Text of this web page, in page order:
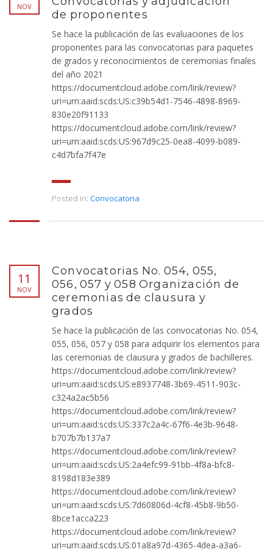
NOV
de proponentes
Se hace la publicación de las evaluaciones de los
proponentes para las convocatorias para paquetes
de grados y reconocimientos de ceremonias finales
del año 2021
https://documentcloud.adobe.com/link/review?
uri=urn:aaid:scds:US:c39b54d1-7546-4898-8969-
830e20f91133
https://documentcloud.adobe.com/link/review?
uri=urn:aaid:scds:US:967d9c25-0ea8-4099-b089-
c4d7bfa7f47e
Posted in: Convocatoria
11
NOV
Convocatorias No. 054, 055,
056, 057 y 058 Organización de
ceremonias de clausura y
grados
Se hace la publicación de las convocatorias No. 054,
055, 056, 057 y 058 para adquirir los elementos para
las ceremonias de clausura y grados de bachilleres.
https://documentcloud.adobe.com/link/review?
uri=urn:aaid:scds:US:e8937748-3b69-4511-903c-
c324a2ac5b56
https://documentcloud.adobe.com/link/review?
uri=urn:aaid:scds:US:337c2a4c-67f6-4e3b-9648-
b707b7b137a7
https://documentcloud.adobe.com/link/review?
uri=urn:aaid:scds:US:2a4efc99-91bb-4f8a-bfc8-
8198d183e389
https://documentcloud.adobe.com/link/review?
uri=urn:aaid:scds:US:7d60806d-4cf8-45b8-9b50-
8bce1acca223
https://documentcloud.adobe.com/link/review?
uri=urn:aaid:scds:US:01a8a97d-4365-4dea-a3a6-